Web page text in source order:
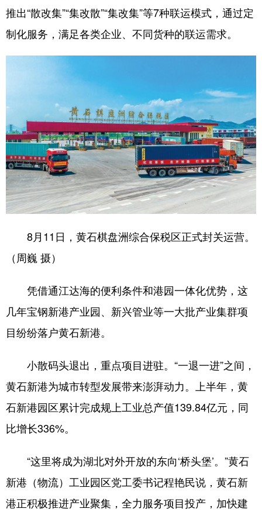
推出“散改集”“集改散”“集改集”等7种联运模式，通过定
制化服务，满足各类企业、不同货种的联运需求。
8月11日，黄石棋盘洲综合保税区正式封关运营。
（周巍 摄）
凭借通江达海的便利条件和港园一体化优势，这
几年宝钢新港产业园、新兴管业等一大批产业集群项
目纷纷落户黄石新港。
小散码头退出，重点项目进驻。“一退一进”之间，
黄石新港为城市转型发展带来澎湃动力。上半年，黄
石新港园区累计完成规上工业总产值139.84亿元，同
比增长336%。
“这里将成为湖北对外开放的东向‘桥头堡’。”黄石
新港（物流）工业园区党工委书记程艳民说，黄石新
港正积极推进产业聚集，全力服务项目投产，加快建